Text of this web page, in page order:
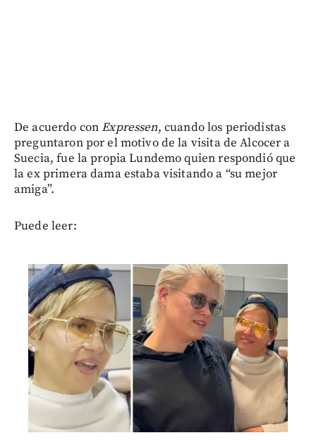
De acuerdo conExpressen, cuando los periodistas
preguntaron por el motivo de la visita de Alcocer a
Suecia, fue la propia Lundemo quien respondió que
la ex primera dama estaba visitando a “su mejor
amiga”.
Puede leer: